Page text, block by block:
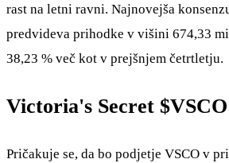
rast na letni ravni. Najnovejša
predvideva prihodke v višini 674,33
38,23 % več kot v prejšnjem četrtletju.
Victoria's Secret $VSCO
Pričakuje se, da bo podjetje VSCO v